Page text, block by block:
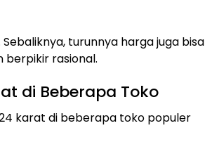
turunnya harga juga bisa
rasional.
di Beberapa Toko
karat di beberapa toko populer